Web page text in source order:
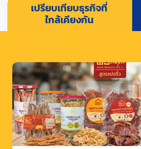
เปรียบเทียบธุรกิจที่
ใกล้เคียงกัน